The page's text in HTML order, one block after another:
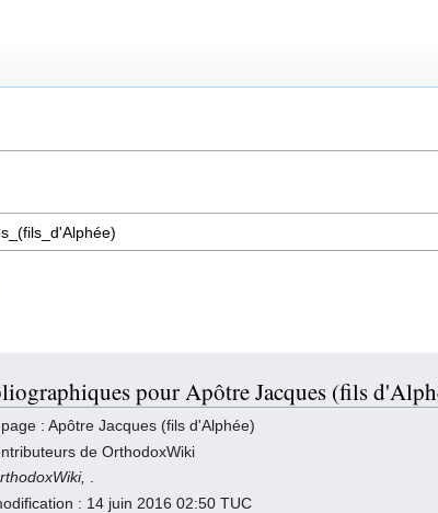
pour Apôtre Jacques (fils
: Apôtre Jacques (fils d'Alphée)
de OrthodoxWiki
.
: 14 juin 2016 02:50 TUC